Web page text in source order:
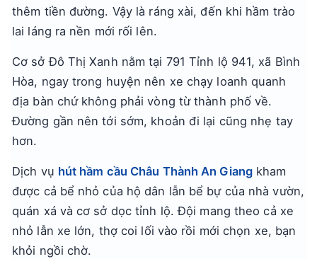
thêm tiền đường. Vậy là ráng xài, đến khi hầm trào
lai láng ra nền mới rối lên.
Cơ sở Đô Thị Xanh nằm tại 791 Tỉnh lộ 941, xã Bình
Hòa, ngay trong huyện nên xe chạy loanh quanh
địa bàn chứ không phải vòng từ thành phố về.
Đường gần nên tới sớm, khoản đi lại cũng nhẹ tay
hơn.
Dịch vụ hút hầm cầu Châu Thành An Giangkham
được cả bể nhỏ của hộ dân lẫn bể bự của nhà vườn,
quán xá và cơ sở dọc tỉnh lộ. Đội mang theo cả xe
nhỏ lẫn xe lớn, thợ coi lối vào rồi mới chọn xe, bạn
khỏi ngồi chờ.